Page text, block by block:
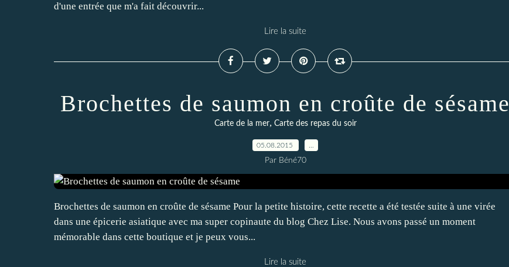
d'une entrée que m'a fait découvrir...
Lire la suite
Brochettes de saumon en croûte de sésame
Carte de la mer, Carte des repas du soir
05.08.2015
Par Béné70
Brochettes de saumon en croûte de sésame Pour la petite histoire, cette recette a été testée suite à une virée
dans une épicerie asiatique avec ma super copinaute du blog Chez Lise. Nous avons passé un moment
mémorable dans cette boutique et je peux vous...
Lire la suite